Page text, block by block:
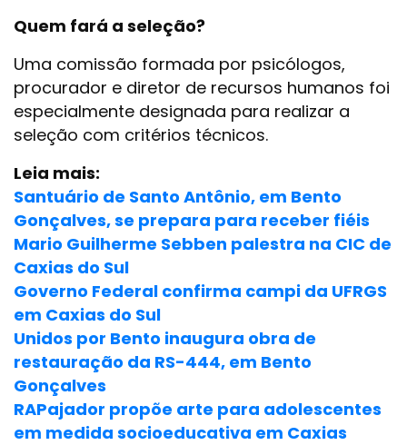
Quem fará a seleção?
Uma comissão formada por psicólogos,
procurador e diretor de recursos humanos foi
especialmente designada para realizar a
seleção com critérios técnicos.
Leia mais:
Santuário de Santo Antônio, em Bento
Gonçalves, se prepara para receber fiéis
Mario Guilherme Sebben palestra na CIC de
Caxias do Sul
Governo Federal confirma campi da UFRGS
em Caxias do Sul
Unidos por Bento inaugura obra de
restauração da RS-444, em Bento
Gonçalves
RAPajador propõe arte para adolescentes
em medida socioeducativa em Caxias